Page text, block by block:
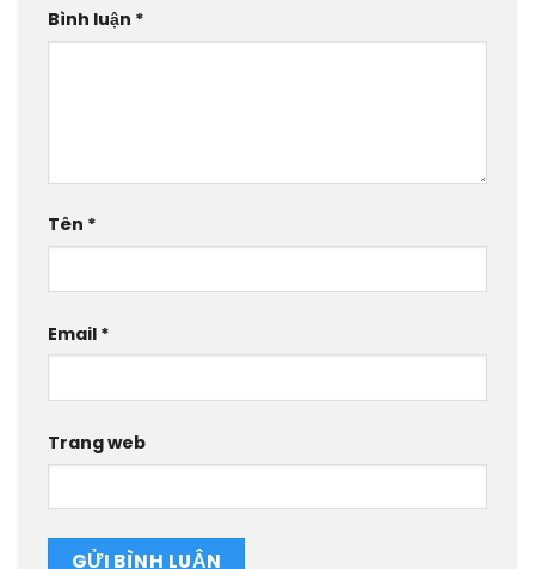
Bình luận *
Tên *
Email *
Trang web